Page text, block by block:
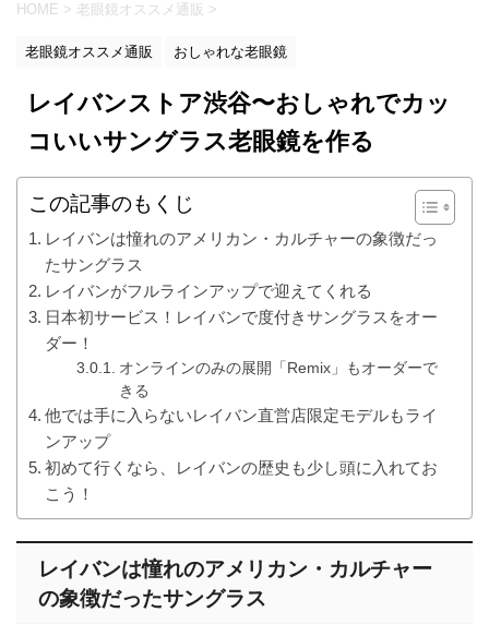
HOME > 老眼鏡オススメ通販 >
老眼鏡オススメ通販 おしゃれな老眼鏡
レイバンストア渋谷〜おしゃれでカッ
コいいサングラス老眼鏡を作る
この記事のもくじ
レイバンは憧れのアメリカン・カルチャーの象徴だっ
たサングラス
レイバンがフルラインアップで迎えてくれる
日本初サービス！レイバンで度付きサングラスをオー
ダー！
オンラインのみの展開「Remix」もオーダーで
きる
他では手に入らないレイバン直営店限定モデルもライ
ンアップ
初めて行くなら、レイバンの歴史も少し頭に入れてお
こう！
レイバンは憧れのアメリカン・カルチャー
の象徴だったサングラス